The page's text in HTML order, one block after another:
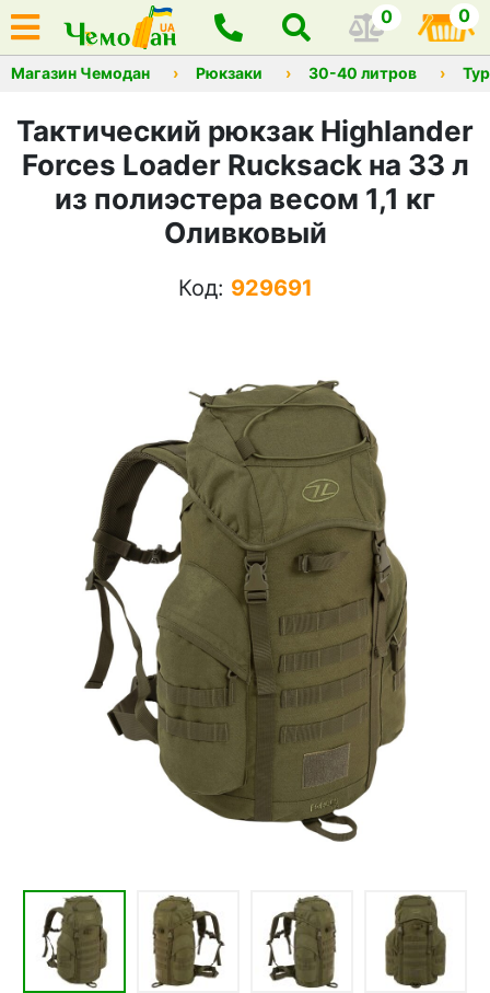
0 0
Магазин Чемодан Рюкзаки 30-40 литров
Тактический рюкзак Highlander
Forces Loader Rucksack на 33 л
из полиэстера весом 1,1 кг
Оливковый
Код: 929691